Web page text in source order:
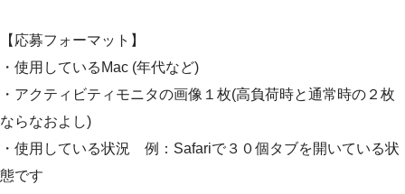
【応募フォーマット】
・使用しているMac (年代など)
・アクティビティモニタの画像１枚(高負荷時と通常時の２枚
ならなおよし)
・使用している状況 例：Safariで３０個タブを開いている状
態です